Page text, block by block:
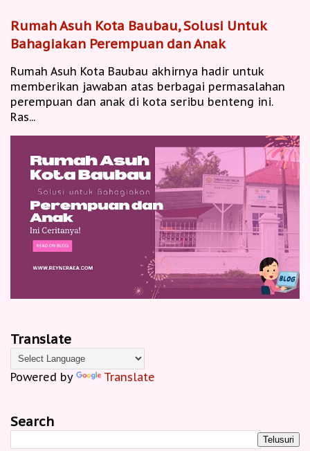
Rumah Asuh Kota Baubau, Solusi Untuk
Bahagiakan Perempuan dan Anak
Rumah Asuh Kota Baubau akhirnya hadir untuk
memberikan jawaban atas berbagai permasalahan
perempuan dan anak di kota seribu benteng ini.
Ras...
Translate
Powered by Translate
Search